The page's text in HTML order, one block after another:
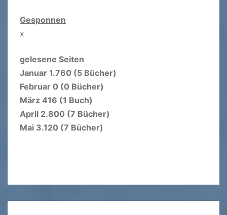
Gesponnen
x
gelesene Seiten
Januar 1.760 (5 Bücher)
Februar 0 (0 Bücher)
März 416 (1 Buch)
April 2.800 (7 Bücher)
Mai 3.120 (7 Bücher)